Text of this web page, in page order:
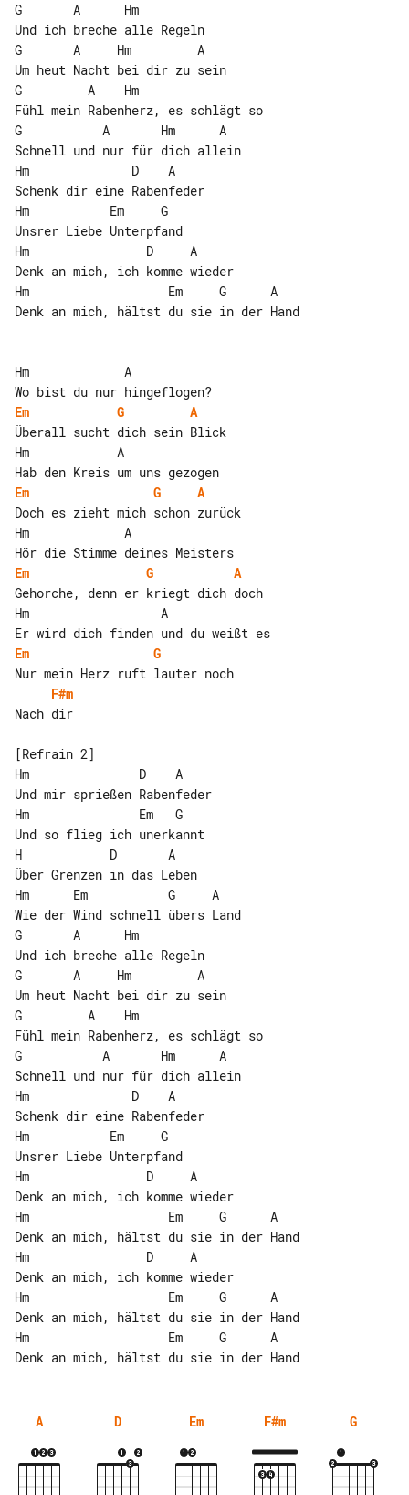
G       A      Hm
Und ich breche alle Regeln
G       A     Hm         A
Um heut Nacht bei dir zu sein
G         A    Hm
Fühl mein Rabenherz, es schlägt so
G           A       Hm      A
Schnell und nur für dich allein
Hm              D    A
Schenk dir eine Rabenfeder
Hm           Em     G
Unsrer Liebe Unterpfand
Hm                D     A
Denk an mich, ich komme wieder
Hm                   Em     G      A
Denk an mich, hältst du sie in der Hand
Hm             A
Em
G
A
Überall sucht dich sein Blick
Hm            A
Em
G
A
Doch es zieht mich schon zurück
Hm             A
Em
G
A
Gehorche, denn er kriegt dich doch
Hm                  A
Em
G
F#m
Nach dir
[Refrain 2]
Hm               D    A
Und mir sprießen Rabenfeder
Hm               Em   G
Und so flieg ich unerkannt
H            D       A
Über Grenzen in das Leben
Hm      Em           G     A
Wie der Wind schnell übers Land
G       A      Hm
Und ich breche alle Regeln
G       A     Hm         A
Um heut Nacht bei dir zu sein
G         A    Hm
Fühl mein Rabenherz, es schlägt so
G           A       Hm      A
Schnell und nur für dich allein
Hm              D    A
Schenk dir eine Rabenfeder
Hm           Em     G
Unsrer Liebe Unterpfand
Hm                D     A
Denk an mich, ich komme wieder
Hm                   Em     G      A
Denk an mich, hältst du sie in der Hand
Hm                D     A
Denk an mich, ich komme wieder
Hm                   Em     G      A
Denk an mich, hältst du sie in der Hand
Hm                   Em     G      A
A D Em F#m G